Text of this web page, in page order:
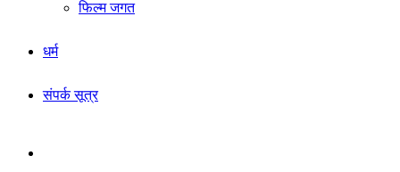
फिल्म जगत
धर्म
संपर्क सूत्र